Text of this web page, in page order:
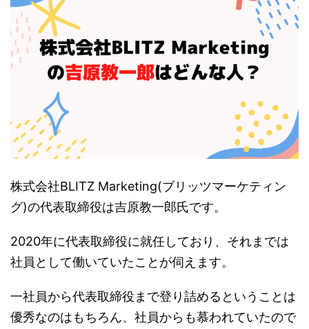
株式会社BLITZ Marketing(ブリッツマーケティン
グ)の代表取締役は吉原教一郎氏です。
2020年に代表取締役に就任しており、それまでは
社員として働いていたことが伺えます。
一社員から代表取締役まで登り詰めるということは
優秀なのはもちろん、社員からも慕われていたので